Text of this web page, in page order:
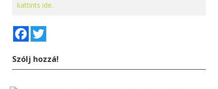
kattints ide.
Facebook
Szólj hozzá!